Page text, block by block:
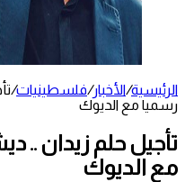
الرئيسية/الأخبار/فلسطينيات/
رسميا مع الديوك
تأجيل حلم زيدان ..
مع الديوك